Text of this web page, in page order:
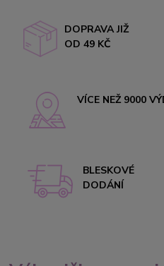
DOPRAVA JIŽ
OD 49 KČ
VÍCE NEŽ 9000
BLESKOVÉ
DODÁNÍ